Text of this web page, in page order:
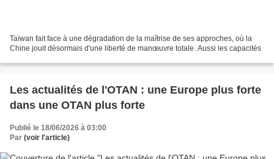
Taïwan fait face à une dégradation de la maîtrise de ses approches, où la
Chine jouit désormais d'une liberté de manœuvre totale. Aussi les capacités
Les actualités de l'OTAN : une Europe plus forte
dans une OTAN plus forte
Publié le 18/06/2026 à 03:00
Par (voir l'article)